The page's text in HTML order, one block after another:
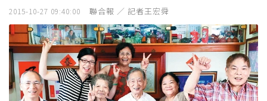
2015-10-27 09:40:00 聯合報 ／ 記者王宏舜